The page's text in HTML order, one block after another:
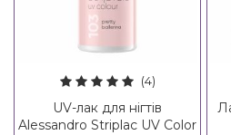
(4)
UV-лак для нігтів
Alessandro Striplac UV Color